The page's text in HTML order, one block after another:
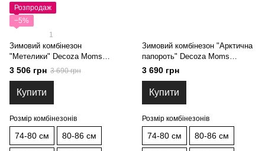
Розпродаж
−5%
1
Зимовий комбінезон
"Метелики" Decoza Moms
(zimk116122-OP130-pl017) 116-
3 506 грн 3 690 грн
Купити
Розмір комбінезонів
74-80 см 80-86 см
Зимовий комбінезон "Арктична
папороть" Decoza Moms
(zimk116122-OP303-pl04) 116-
3 690 грн
Купити
Розмір комбінезонів
74-80 см 80-86 см